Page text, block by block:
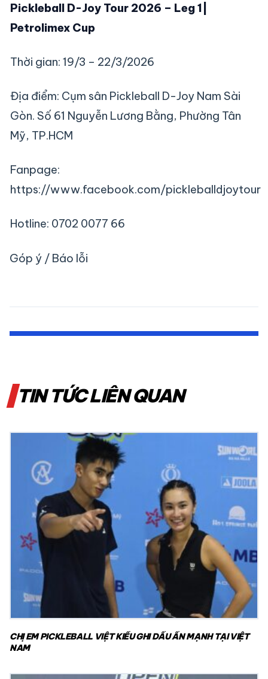
Pickleball D-Joy Tour 2026 – Leg 1|
Petrolimex Cup
Thời gian: 19/3 – 22/3/2026
Địa điểm: Cụm sân Pickleball D-Joy Nam Sài
Gòn. Số 61 Nguyễn Lương Bằng, Phường Tân
Mỹ, TP.HCM
Fanpage:
https://www.facebook.com/pickleballdjoytour
Hotline: 0702 0077 66
Góp ý / Báo lỗi
TIN TỨC LIÊN QUAN
CHỊ EM PICKLEBALL VIỆT KIỀU GHI DẤU ẤN MẠNH TẠI VIỆT
NAM